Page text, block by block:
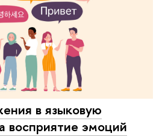
в языковую
восприятие эмоций